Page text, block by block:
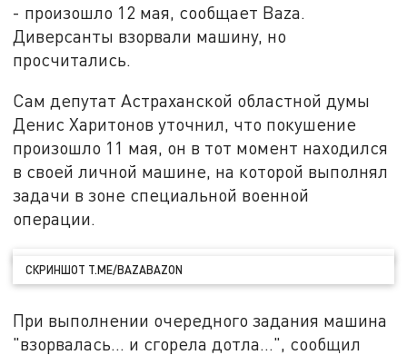
- произошло 12 мая, сообщает Baza.
Диверсанты взорвали машину, но
просчитались.
Сам депутат Астраханской областной думы
Денис Харитонов уточнил, что покушение
произошло 11 мая, он в тот момент находился
в своей личной машине, на которой выполнял
задачи в зоне специальной военной
операции.
СКРИНШОТ T.ME/BAZABAZON
При выполнении очередного задания машина
"взорвалась... и сгорела дотла…", сообщил